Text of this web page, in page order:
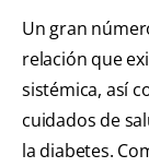
Un gran
relación que
sistémica, así
cuidados de
la diabetes.